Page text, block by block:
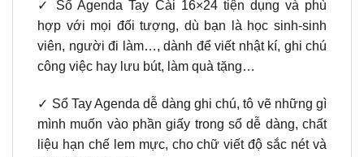
✓ Sổ Agenda Tay Cài 16×24 tiện dụng và phù
hợp với mọi đối tượng, dù bạn là học sinh-sinh
viên, người đi làm…, dành để viết nhật kí, ghi chú
công việc hay lưu bút, làm quà tặng…
✓ Sổ Tay Agenda dễ dàng ghi chú, tô vẽ những gì
mình muốn vào phần giấy trong sổ dễ dàng, chất
liệu hạn chế lem mực, cho chữ viết độ sắc nét và